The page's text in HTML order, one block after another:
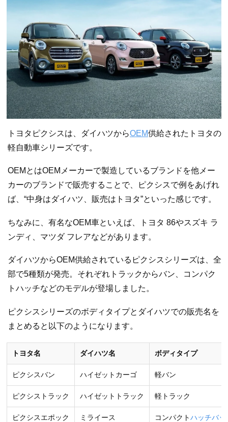
トヨタピクシスは、ダイハツからOEM供給されたトヨタの
軽自動車シリーズです。
OEMとはOEMメーカーで製造しているブランドを他メー
カーのブランドで販売することで、ピクシスで例をあげれ
ば、“中身はダイハツ、販売はトヨタ”といった感じです。
ちなみに、有名なOEM車といえば、トヨタ 86やスズキ ラ
ンディ、マツダ フレアなどがあります。
ダイハツからOEM供給されているピクシスシリーズは、全
部で5種類が発売。それぞれトラックからバン、コンパク
トハッチなどのモデルが登場しました。
ピクシスシリーズのボディタイプとダイハツでの販売名を
まとめると以下のようになります。
トヨタ名 ダイハツ名 ボディタイプ
ピクシスバン ハイゼットカーゴ 軽バン
ピクシストラック ハイゼットトラック 軽トラック
ピクシスエポック ミライース コンパクトハッチバッ